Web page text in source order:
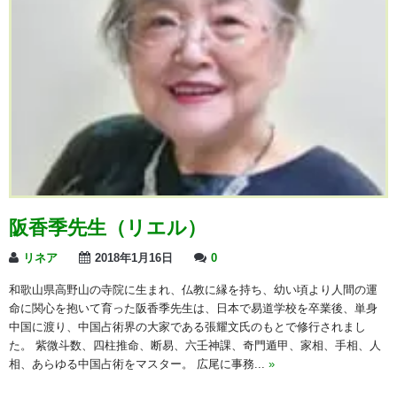
阪香季先生（リエル）
リネア 2018年1月16日 0
和歌山県高野山の寺院に生まれ、仏教に縁を持ち、幼い頃より人間の運
命に関心を抱いて育った阪香季先生は、日本で易道学校を卒業後、単身
中国に渡り、中国占術界の大家である張耀文氏のもとで修行されまし
た。 紫微斗数、四柱推命、断易、六壬神課、奇門遁甲、家相、手相、人
相、あらゆる中国占術をマスター。 広尾に事務... »